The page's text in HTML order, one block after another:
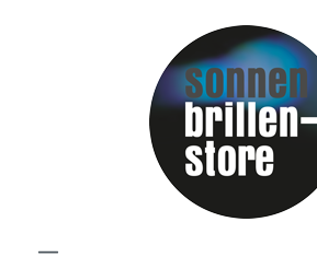
Zum Hauptinhalt springen